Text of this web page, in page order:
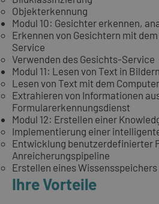
Objekterkennung
Modul 10: Gesichter erkennen,
Erkennen von Gesichtern mit
Service
Verwenden des Gesichts-Service
Modul 11: Lesen von Text in
Lesen von Text mit dem
Extrahieren von Informationen
Formularerkennungsdienst
Modul 12: Erstellen einer
Implementierung einer
Entwicklung benutzerdefinierter
Anreicherungspipeline
Erstellen eines Wissensspeichers
Ihre Vorteile